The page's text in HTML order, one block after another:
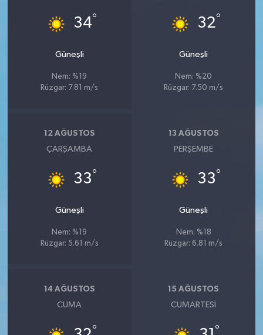
34°
Güneşli
Nem: %19
Rüzgar: 7.81 m/s
32°
Güneşli
Nem: %20
Rüzgar: 7.50 m/s
12 AĞUSTOS
ÇARŞAMBA
33°
Güneşli
Nem: %19
Rüzgar: 5.61 m/s
13 AĞUSTOS
PERŞEMBE
33°
Güneşli
Nem: %18
Rüzgar: 6.81 m/s
14 AĞUSTOS
CUMA
°
15 AĞUSTOS
CUMARTESI
°